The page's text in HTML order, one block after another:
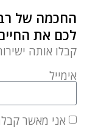
החכמה של
לכם את
קבלו אותה
אימייל
אני מאשר